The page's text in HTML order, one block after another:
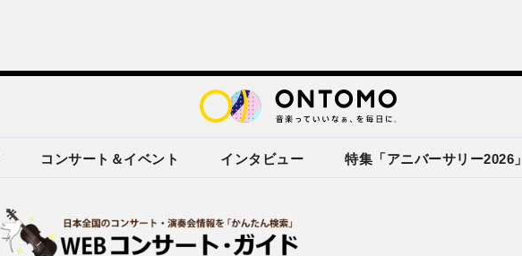
コンサート＆イベント インタビュー 特集「アニバーサリー2026」